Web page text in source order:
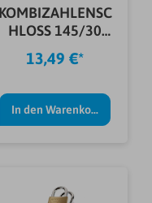
KOMBIZAHLENSC
HLOSS 145/30
COLOR RAIN SB
13,49 €*
In den Warenkorb